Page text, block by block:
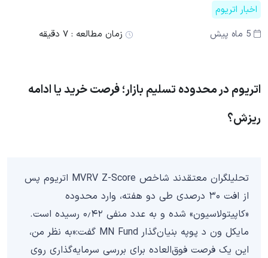
اخبار اتریوم
5 ماه پیش
زمان مطالعه : ۷ دقیقه
اتریوم در محدوده تسلیم بازار؛ فرصت خرید یا ادامه
ریزش؟
تحلیلگران معتقدند شاخص MVRV Z-Score اتریوم پس
از افت ۳۰ درصدی طی دو هفته، وارد محدوده
«کاپیتولاسیون» شده و به عدد منفی ۰٫۴۲ رسیده است.
مایکل ون د پوپه بنیان‌گذار MN Fund گفت:«به نظر من،
این یک فرصت فوق‌العاده برای بررسی سرمایه‌گذاری روی